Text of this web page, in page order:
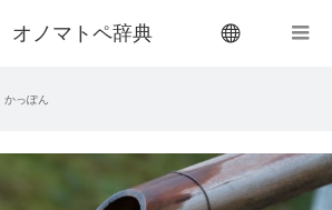
オノマトペ辞典
かっぽん